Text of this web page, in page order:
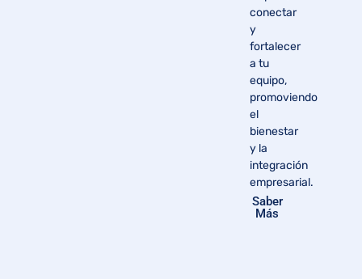
conectar
y
fortalecer
a tu
equipo,
promoviendo
el
bienestar
y la
integración
empresarial.
Saber
Más